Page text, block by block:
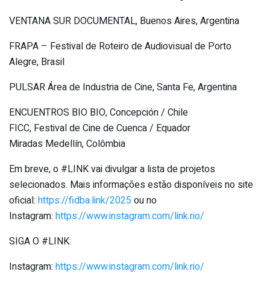
VENTANA SUR DOCUMENTAL, Buenos Aires, Argentina
FRAPA – Festival de Roteiro de Audiovisual de Porto
Alegre, Brasil
PULSAR Área de Industria de Cine, Santa Fe, Argentina
ENCUENTROS BIO BIO, Concepción / Chile
FICC, Festival de Cine de Cuenca / Equador
Miradas Medellín, Colômbia
Em breve, o #LINK vai divulgar a lista de projetos
selecionados. Mais informações estão disponíveis no site
oficial: https://fidba.link/2025 ou no
Instagram: https://www.instagram.com/link.rio/
SIGA O #LINK:
Instagram: https://www.instagram.com/link.rio/